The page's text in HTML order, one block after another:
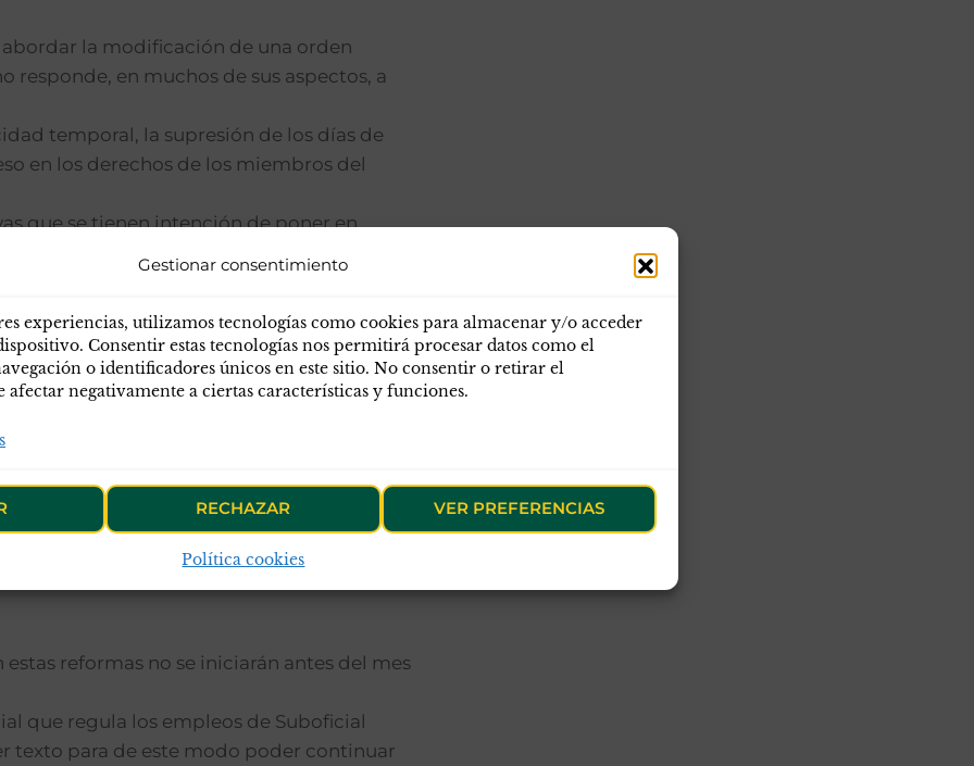
Gestionar consentimiento
experiencias, utilizamos tecnologías como cookies para almacenar y/o acceder
Consentir estas tecnologías nos permitirá procesar datos como el
o identificadores únicos en este sitio. No consentir o retirar el
negativamente a ciertas características y funciones.
RECHAZAR VER PREFERENCIAS
Política cookies
la modificación de una orden
responde, en muchos de sus aspectos, a
temporal, la supresión de los días de
en los derechos de los miembros del
que se tienen intención de poner en
que en la anterior
cabo, distinta de la categoría de
y se añadirán, entre otras cuestiones:
en la escala de cabos y
que los oficiales y suboficiales
años.
Jóvenes “Duque de
reformas no se iniciarán antes del mes
que regula los empleos de Suboficial
texto para de este modo poder continuar